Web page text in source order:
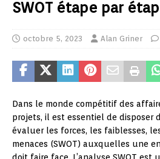
SWOT étape par
octobre 5, 2023 Alan Griner
Dans le monde compétitif des
projets, il est essentiel de disposer
évaluer les forces, les faiblesses,
menaces (SWOT) auxquelles une
doit faire face. L’analyse SWOT est